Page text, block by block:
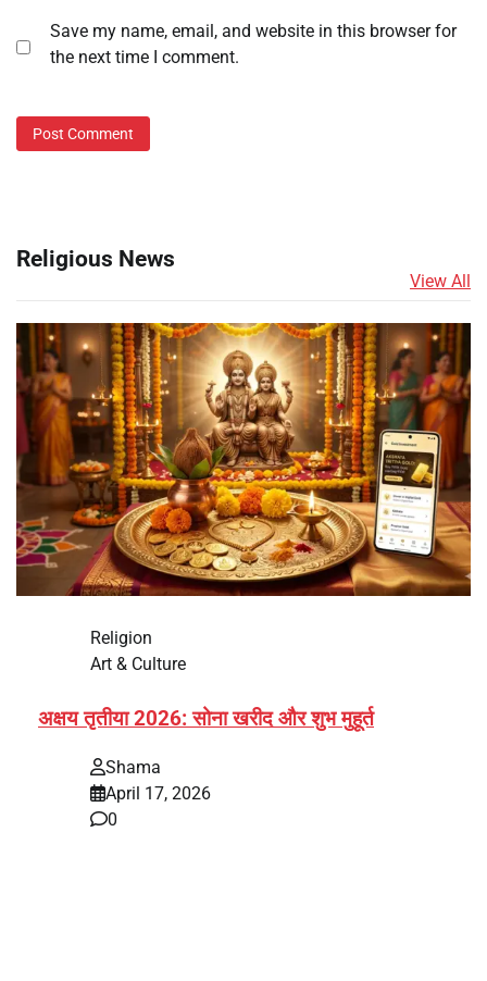
Save my name, email, and website in this browser for
the next time I comment.
Religious News
View All
Religion
Art & Culture
अक्षय तृतीया 2026: सोना खरीद और शुभ मुहूर्त
Shama
April 17, 2026
0